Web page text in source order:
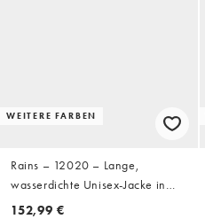
WEITERE FARBEN
Rains – 12020 – Lange,
wasserdichte Unisex-Jacke in
Schwarz
152,99 €